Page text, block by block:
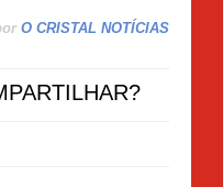
O CRISTAL NOTÍCIAS